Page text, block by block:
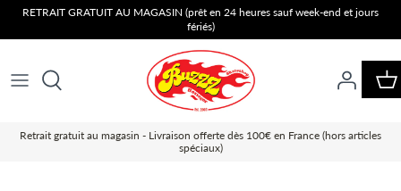
PasserRETRAIT GRATUIT AU MAGASIN (prêt en 24 heures sauf week-end et jours
fériés)
Retrait gratuit au magasin - Livraison offerte dès 100€ en France (hors articles
spéciaux)